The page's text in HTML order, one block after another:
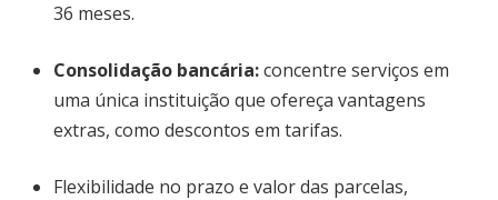
36 meses.
Consolidação bancária:concentre serviços em
uma única instituição que ofereça vantagens
extras, como descontos em tarifas.
Flexibilidade no prazo e valor das parcelas,